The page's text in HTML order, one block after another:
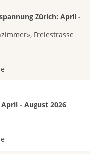
Zürich: April -
Freiestrasse
- August 2026